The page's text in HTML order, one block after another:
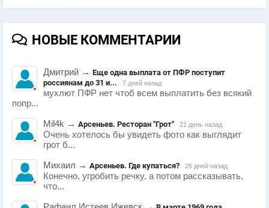
НОВЫЕ КОММЕНТАРИИ
Дмитрий → Еще одна выплата от ПФР поступит
россиянам до 31 и...
7 дней назад
мухлют ПФР нет чтоб всем выплатить без всякий
попр...
Mil4k → Арсеньев. Ресторан "Грот" 21 день назад
Очень хотелось бы увидеть фото как выглядит
грот б...
Михаил → Арсеньев. Где купаться? 25 дней назад
Конечно, угробить речку, а потом рассказывать,
что...